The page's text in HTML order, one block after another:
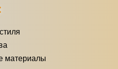
материалы